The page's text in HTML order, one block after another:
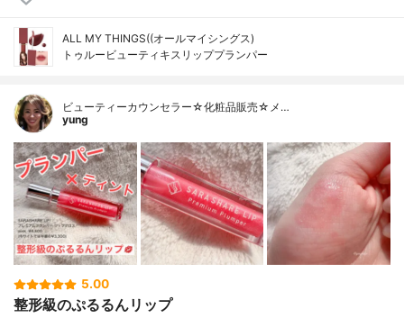
ALL MY THINGS((オールマイシングス)
トゥルービューティキスリッププランパー
ビューティーカウンセラー☆化粧品販売☆メ…
yung
5.00
整形級のぷるるんリップ